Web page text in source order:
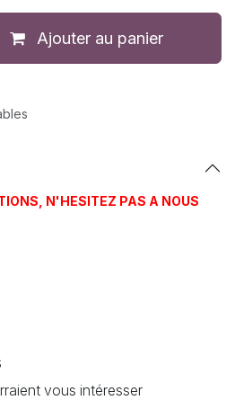
Ajouter au panier
N'HESITEZ PAS A NOUS
vous intéresser